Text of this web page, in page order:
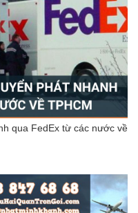
qua FedEx từ các nước về